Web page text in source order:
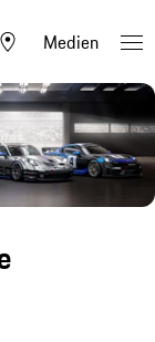
Medien